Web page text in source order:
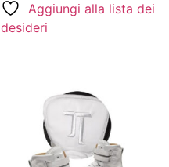
Aggiungi alla lista dei
desideri